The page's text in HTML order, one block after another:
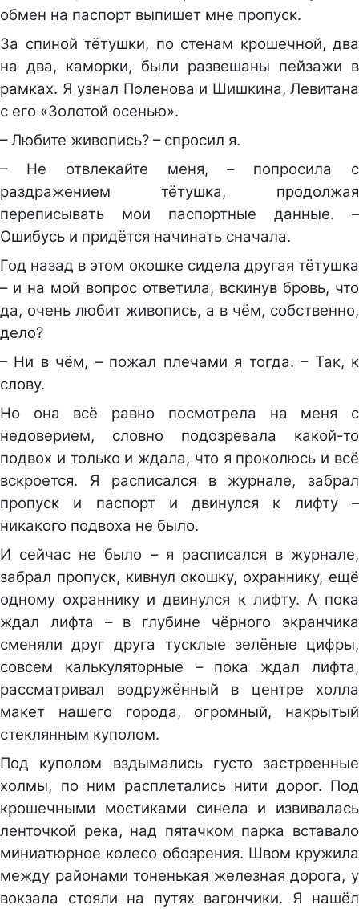
обмен на паспорт выпишет мне пропуск.
За спиной тётушки, по стенам крошечной, два
на два, каморки, были развешаны пейзажи в
рамках. Я узнал Поленова и Шишкина, Левитана
с его «Золотой осенью».
– Любите живопись? – спросил я.
– Не отвлекайте меня, – попросила с
раздражением тётушка, продолжая
переписывать мои паспортные данные. –
Ошибусь и придётся начинать сначала.
Год назад в этом окошке сидела другая тётушка
– и на мой вопрос ответила, вскинув бровь, что
да, очень любит живопись, а в чём, собственно,
дело?
– Ни в чём, – пожал плечами я тогда. – Так, к
слову.
Но она всё равно посмотрела на меня с
недоверием, словно подозревала какой-то
подвох и только и ждала, что я проколюсь и всё
вскроется. Я расписался в журнале, забрал
пропуск и паспорт и двинулся к лифту –
никакого подвоха не было.
И сейчас не было – я расписался в журнале,
забрал пропуск, кивнул окошку, охраннику, ещё
одному охраннику и двинулся к лифту. А пока
ждал лифта – в глубине чёрного экранчика
сменяли друг друга тусклые зелёные цифры,
совсем калькуляторные – пока ждал лифта,
рассматривал водружённый в центре холла
макет нашего города, огромный, накрытый
стеклянным куполом.
Под куполом вздымались густо застроенные
холмы, по ним расплетались нити дорог. Под
крошечными мостиками синела и извивалась
ленточкой река, над пятачком парка вставало
миниатюрное колесо обозрения. Швом кружила
между районами тоненькая железная дорога, у
вокзала стояли на путях вагончики. Я нашёл